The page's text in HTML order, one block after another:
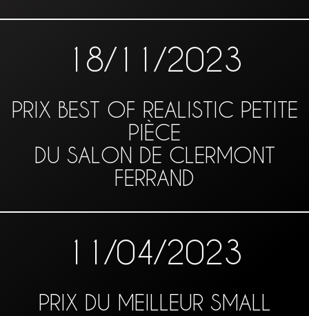
18/11/2023
PRIX BEST OF REALISTIC PETITE
PIÈCE
DU SALON DE CLERMONT
FERRAND
11/04/2023
PRIX DU MEILLEUR SMALL